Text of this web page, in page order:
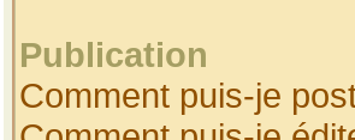
Publication
Comment puis-je